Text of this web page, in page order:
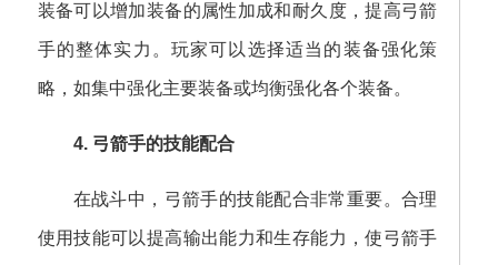
装备可以增加装备的属性加成和耐久度，提高弓箭
手的整体实力。玩家可以选择适当的装备强化策
略，如集中强化主要装备或均衡强化各个装备。
4. 弓箭手的技能配合
在战斗中，弓箭手的技能配合非常重要。合理
使用技能可以提高输出能力和生存能力，使弓箭手